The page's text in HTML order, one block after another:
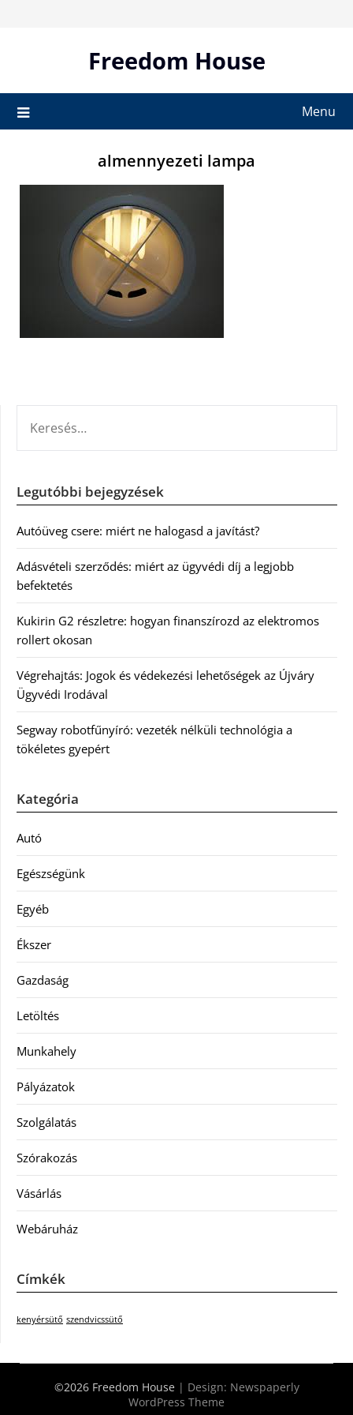
Freedom House
Menu
almennyezeti lampa
Legutóbbi bejegyzések
Autóüveg csere: miért ne halogasd a javítást?
Adásvételi szerződés: miért az ügyvédi díj a legjobb
befektetés
Kukirin G2 részletre: hogyan finanszírozd az elektromos
rollert okosan
Végrehajtás: Jogok és védekezési lehetőségek az Újváry
Ügyvédi Irodával
Segway robotfűnyíró: vezeték nélküli technológia a
tökéletes gyepért
Kategória
Autó
Egészségünk
Egyéb
Ékszer
Gazdaság
Letöltés
Munkahely
Pályázatok
Szolgálatás
Szórakozás
Vásárlás
Webáruház
Címkék
kenyérsütő szendvicssütő
©2026 Freedom House | Design: Newspaperly
WordPress Theme